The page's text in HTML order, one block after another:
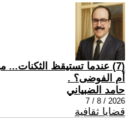
(7) عندما تستيقظ الثكنات...
أم الفوضى؟ .
حامد الضبياني
2026 / 8 / 7
قضايا ثقافية